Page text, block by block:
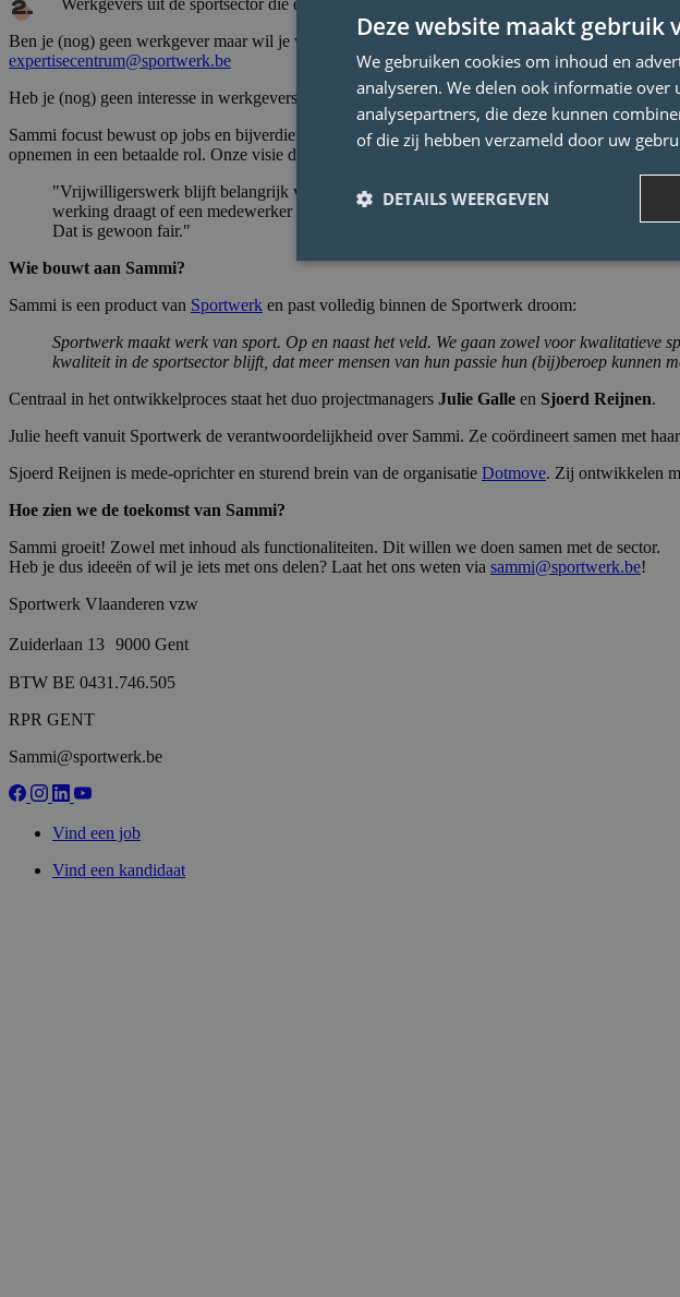
Ben je (nog) geen werkgever maar wil je weten wat daarbij komt kijken of heb je begeleiding
expertisecentrum@sportwerk.be
Heb je (nog) geen interesse in werkgeverschap maar zoek je wel hulp om de juiste
Sammi focust bewust op jobs en bijverdiensten, niet op vrijwilligersprofielen. Vrijwilligers
opnemen in een betaalde rol. Onze visie daarop lees je
.
"Vrijwilligerswerk blijft belangrijk voor de sport, maar soms is er meer nodig.
werking draagt of een medewerker die beleid uitbouwt, mag daarop worden
Dat is gewoon fair."
Wie bouwt aan Sammi?
Sammi is een product van Sportwerk en past volledig binnen de Sportwerk droom:
Sportwerk maakt werk van sport. Op en naast het veld. We gaan zowel voor kwalitatieve
kwaliteit in de sportsector blijft, dat meer mensen van hun passie hun (bij)beroep kunnen
Centraal in het ontwikkelproces staat het duo projectmanagers Julie Galle en Sjoerd Reijnen.
Julie heeft vanuit Sportwerk de verantwoordelijkheid over Sammi. Ze coördineert samen met
Sjoerd Reijnen is mede-oprichter en sturend brein van de organisatie Dotmove. Zij ontwikkelen
Hoe zien we de toekomst van Sammi?
Sammi groeit! Zowel met inhoud als functionaliteiten. Dit willen we doen samen met de sector.
Heb je dus ideeën of wil je iets met ons delen? Laat het ons weten via sammi@sportwerk.be!
Sportwerk Vlaanderen vzw
Zuiderlaan 13 9000 Gent
BTW BE 0431.746.505
RPR GENT
Sammi@sportwerk.be
Vind een job
Vind een kandidaat
Deze website maakt gebruik
We gebruiken cookies om inhoud en
analyseren. We delen ook informatie over
analysepartners, die deze kunnen
of die zij hebben verzameld door uw
DETAILS WEERGEVEN